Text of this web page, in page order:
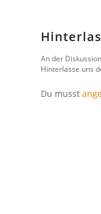
An der
Hinterlasse uns
Du musst